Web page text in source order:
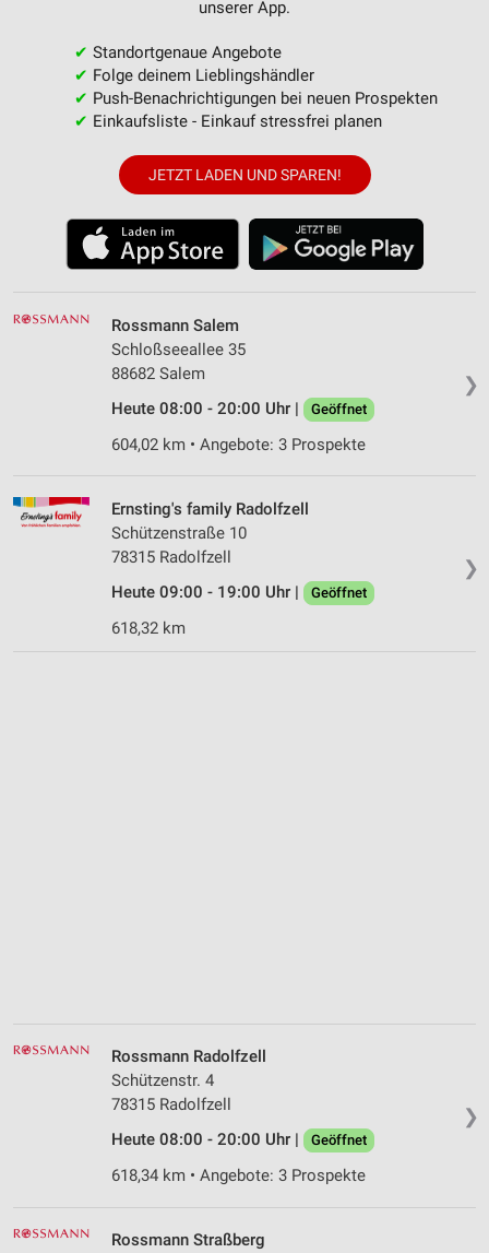
unserer App.
✔ Standortgenaue Angebote
✔ Folge deinem Lieblingshändler
✔ Push-Benachrichtigungen bei neuen Prospekten
✔ Einkaufsliste - Einkauf stressfrei planen
JETZT LADEN UND SPAREN!
❯
Rossmann Salem
Schloßseeallee 35
88682 Salem
Heute 08:00 - 20:00 Uhr |
Geöffnet
604,02 km • Angebote: 3 Prospekte
❯
Ernsting's family Radolfzell
Schützenstraße 10
78315 Radolfzell
Heute 09:00 - 19:00 Uhr |
Geöffnet
618,32 km
❯
Rossmann Radolfzell
Schützenstr. 4
78315 Radolfzell
Heute 08:00 - 20:00 Uhr |
Geöffnet
618,34 km • Angebote: 3 Prospekte
Rossmann Straßberg